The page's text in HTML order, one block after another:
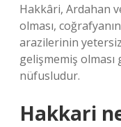
Hakkâri, Ardahan
olması,
arazilerinin
gelişmemiş
nüfusludur.
Hakkari